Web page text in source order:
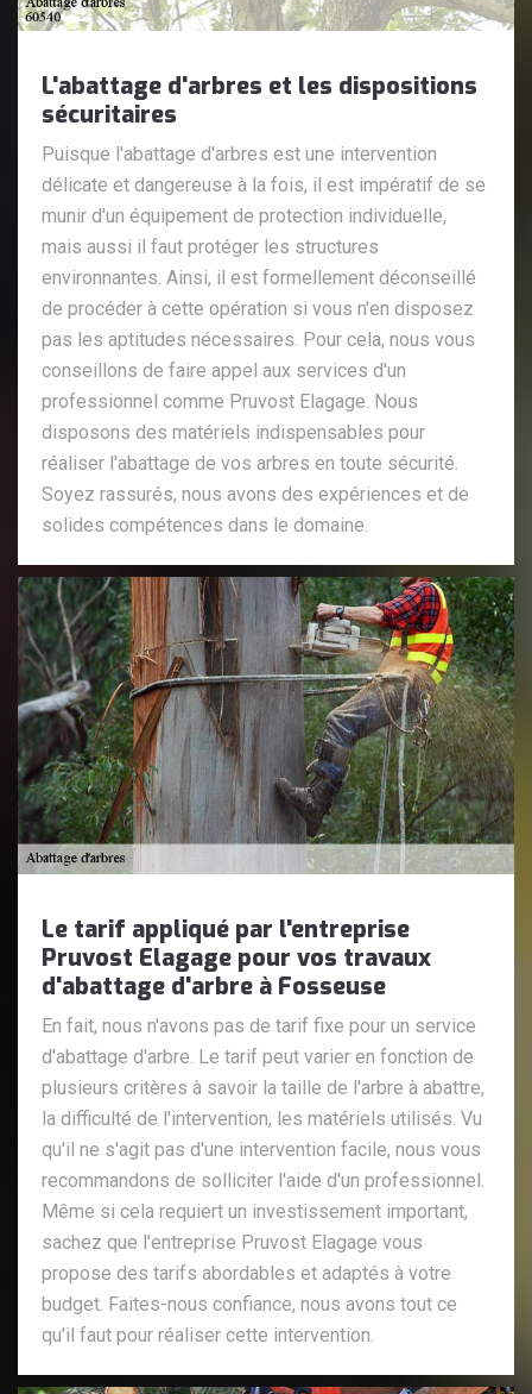
L'abattage d'arbres et les dispositions
sécuritaires
Puisque l'abattage d'arbres est une intervention
délicate et dangereuse à la fois, il est impératif de se
munir d'un équipement de protection individuelle,
mais aussi il faut protéger les structures
environnantes. Ainsi, il est formellement déconseillé
de procéder à cette opération si vous n'en disposez
pas les aptitudes nécessaires. Pour cela, nous vous
conseillons de faire appel aux services d'un
professionnel comme Pruvost Elagage. Nous
disposons des matériels indispensables pour
réaliser l'abattage de vos arbres en toute sécurité.
Soyez rassurés, nous avons des expériences et de
solides compétences dans le domaine.
Le tarif appliqué par l'entreprise
Pruvost Elagage pour vos travaux
d'abattage d'arbre à Fosseuse
En fait, nous n'avons pas de tarif fixe pour un service
d'abattage d'arbre. Le tarif peut varier en fonction de
plusieurs critères à savoir la taille de l'arbre à abattre,
la difficulté de l'intervention, les matériels utilisés. Vu
qu'il ne s'agit pas d'une intervention facile, nous vous
recommandons de solliciter l'aide d'un professionnel.
Même si cela requiert un investissement important,
sachez que l'entreprise Pruvost Elagage vous
propose des tarifs abordables et adaptés à votre
budget. Faites-nous confiance, nous avons tout ce
qu'il faut pour réaliser cette intervention.